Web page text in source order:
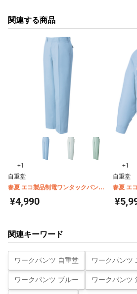
関連する商品
+1
自重堂
春夏 エコ製品制電ワンタックパンツ
¥4,990
+1
自重堂
春夏 エ
関連キーワード
ワークパンツ 自重堂 ワークパンツ
ワークパンツ ブルー ワークパンツ